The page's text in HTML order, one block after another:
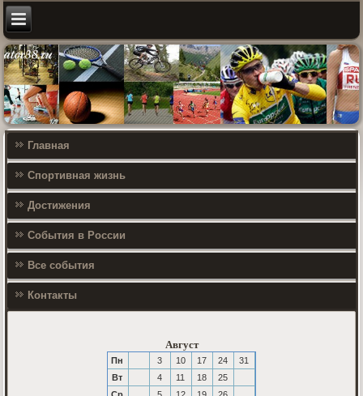
Главная
Спортивная жизнь
Достижения
События в России
Все события
Контакты
Август
Пн 3 10 17 24
31
Вт
4 11 18
25